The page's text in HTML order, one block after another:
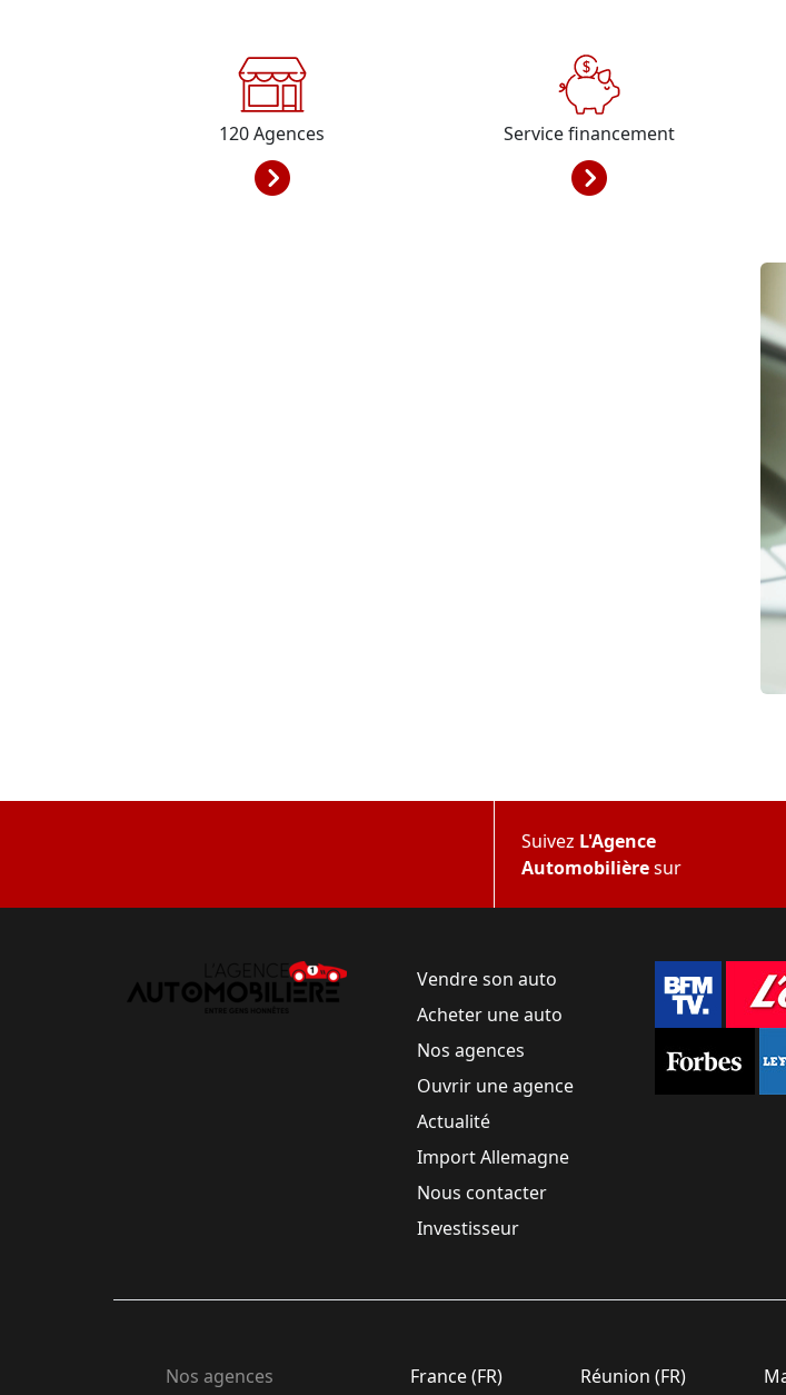
120Agences Service financement
Suivez L'Agence
Automobilièresur
Vendre son auto
Acheter une auto
Nos agences
Ouvrir une agence
Actualité
Import Allemagne
Nous contacter
Investisseur
Nos agences France (FR) Réunion (FR)